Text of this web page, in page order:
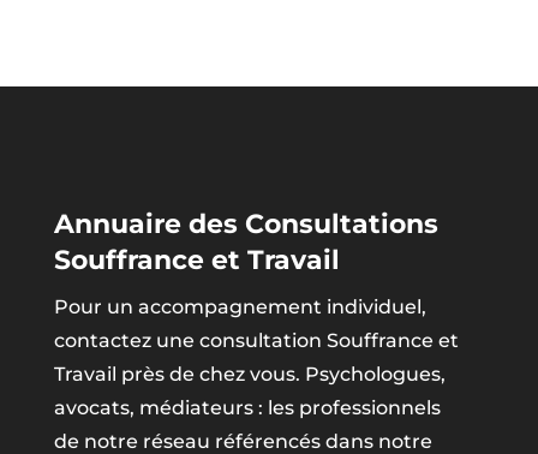
Annuaire des Consultations
Souffrance et Travail
Pour un accompagnement individuel,
contactez une consultation Souffrance et
Travail près de chez vous. Psychologues,
avocats, médiateurs : les professionnels
de notre réseau référencés dans notre